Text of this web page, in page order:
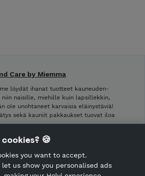
Care by Miemma
löydät ihanat tuotteet kauneuden-
niin naisille, miehille kuin lapsillekkin,
ole unohtaneet karvaisia eläinystäviä!
sekä kauniit pakkaukset tuovat iloa
🍪
you want to accept.
us show you personalised ads